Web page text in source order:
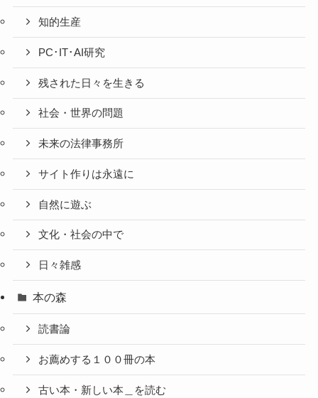
知的生産
PC･IT･AI研究
残された日々を生きる
社会・世界の問題
未来の法律事務所
サイト作りは永遠に
自然に遊ぶ
文化・社会の中で
日々雑感
本の森
読書論
お薦めする１００冊の本
古い本・新しい本＿を読む